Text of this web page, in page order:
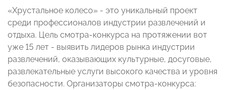
«Хрустальное колесо» - это уникальный проект
среди профессионалов индустрии развлечений и
отдыха. Цель смотра-конкурса на протяжении вот
уже 15 лет - выявить лидеров рынка индустрии
развлечений, оказывающих культурные, досуговые,
развлекательные услуги высокого качества и уровня
безопасности. Организаторы смотра-конкурса: